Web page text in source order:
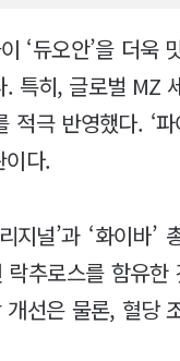
‘듀오안’을 더욱
. 특히, 글로벌 MZ
극 반영했다. ‘
다.
지널’과 ‘화이바
락추로스를 함유
개선은 물론, 혈당